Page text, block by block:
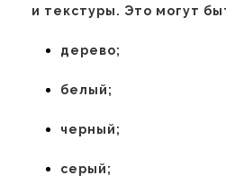
и текстуры. Это могут
дерево;
белый;
черный;
серый;